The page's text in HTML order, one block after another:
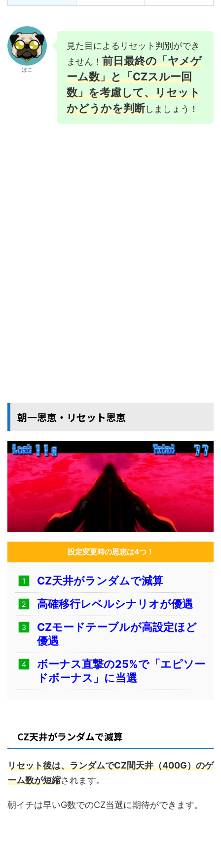
ぽこ
見た目によるリセット判別ができ
ません！ 前日最終の「ヤメゲ
ーム数」と「CZスルー回
数」を考慮して、リセット
かどうかを判断しましょう！
朝一恩恵・リセット恩恵
設定変更時の恩恵は4つ！
CZ天井がランダムで減算
高確移行レベルシナリオが優遇
CZモードテーブルが高設定ほど
優遇
ボーナス直撃の25%で「エピソー
ドボーナス」に当選
CZ天井がランダムで減算
リセット後は、ランダムでCZ間天井（400G）のゲ
ーム数が短縮されます。
朝イチは早いG数でのCZ当選に期待ができます。